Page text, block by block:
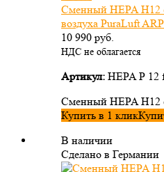
Сменный HEPA H12
воздуха PuraLuft
10 990 руб.
НДС не облагается
Артикул: HEPA Р 12
Сменный HEPA H12
Купить в 1 клик
В наличии
Сделано в Германии